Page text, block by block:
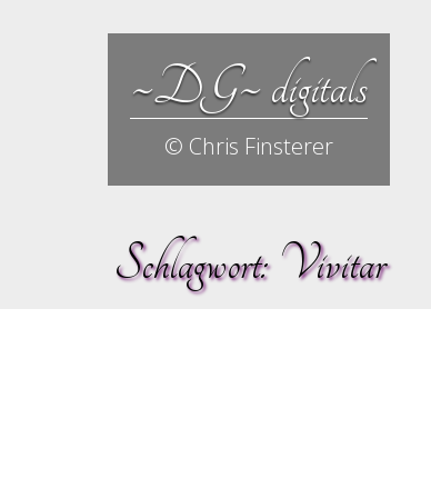
~DG~ digitals
© Chris Finsterer
Schlagwort:Vivitar